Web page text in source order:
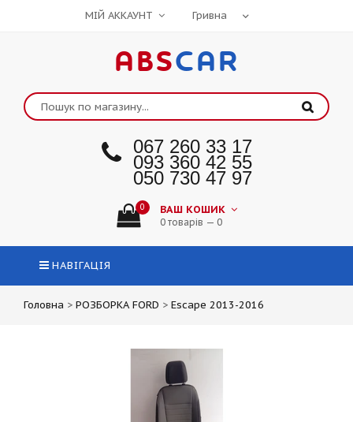
МІЙ АККАУНТ
ABSCAR
067 260 33 17
093 360 42 55
050 730 47 97
0 ВАШ КОШИК
0 товарів — 0
НАВІГАЦІЯ
Головна > РОЗБОРКА FORD > Escape 2013-2016